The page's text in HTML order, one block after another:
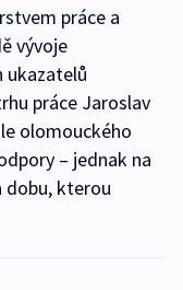
práce a
vývoje
ukazatelů
práce Jaroslav
olomouckého
– jednak na
dobu, kterou